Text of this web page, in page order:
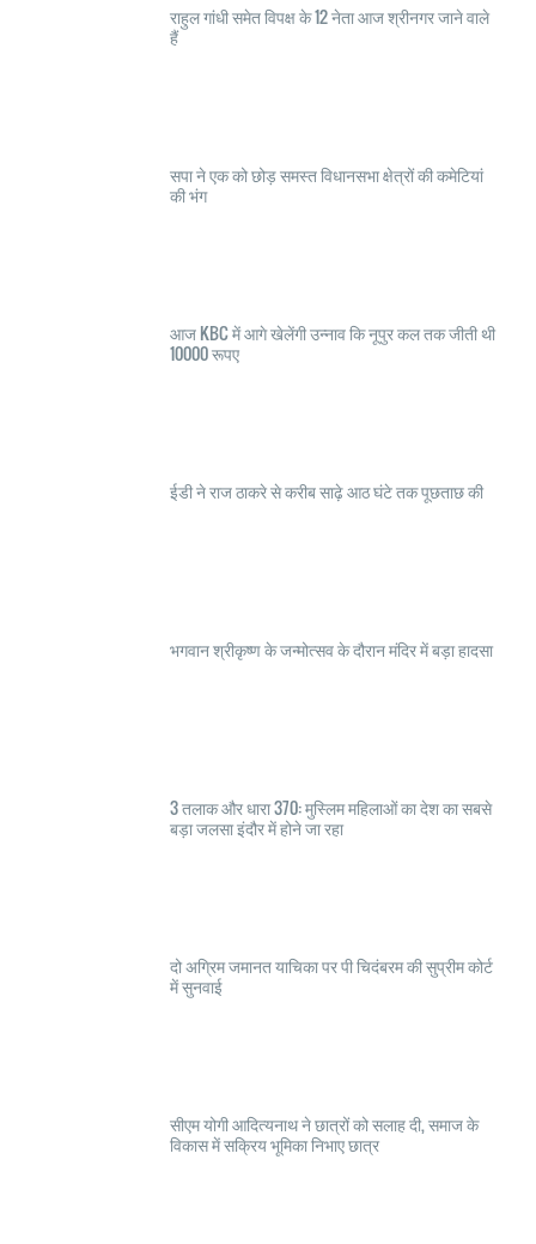
राहुल गांधी समेत विपक्ष के 12 नेता आज श्रीनगर जाने वाले
हैं
सपा ने एक को छोड़ समस्त विधानसभा क्षेत्रों की कमेटियां
की भंग
आज KBC में आगे खेलेंगी उन्नाव कि नूपुर कल तक जीती थी
10000 रूपए
ईडी ने राज ठाकरे से करीब साढ़े आठ घंटे तक पूछताछ की
भगवान श्रीकृष्ण के जन्मोत्सव के दौरान मंदिर में बड़ा हादसा
3 तलाक और धारा 370: मुस्लिम महिलाओं का देश का सबसे
बड़ा जलसा इंदौर में होने जा रहा
दो अग्रिम जमानत याचिका पर पी चिदंबरम की सुप्रीम कोर्ट
में सुनवाई
सीएम योगी आदित्यनाथ ने छात्रों को सलाह दी, समाज के
विकास में सक्रिय भूमिका निभाए छात्र